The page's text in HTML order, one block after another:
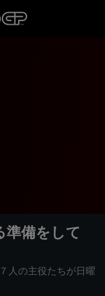
準備をして
人の主役たちが日曜